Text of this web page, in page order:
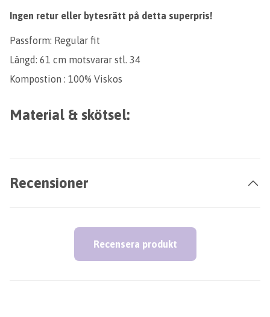
Ingen retur eller bytesrätt på detta superpris!
Passform: Regular fit
Längd: 61 cm motsvarar stl. 34
Kompostion : 100% Viskos
Material & skötsel:
Recensioner
Recensera produkt